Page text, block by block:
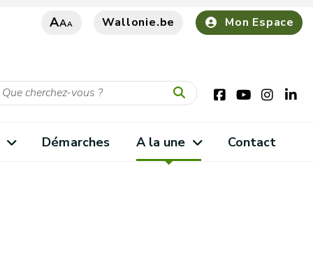
AAA Wallonie.be Mon Espace
Démarches A la une Contact